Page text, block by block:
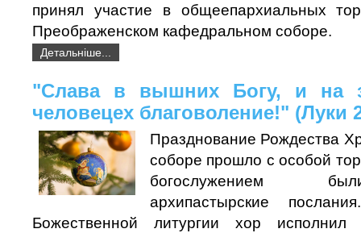
принял участие в общеепархиальных
Преображенском кафедральном соборе.
Детальніше...
"Слава в вышних Богу, и на
человецех благоволение!" (Луки
Празднование Рождества
соборе прошло с особой
богослужением
архипастырские
Божественной литургии хор